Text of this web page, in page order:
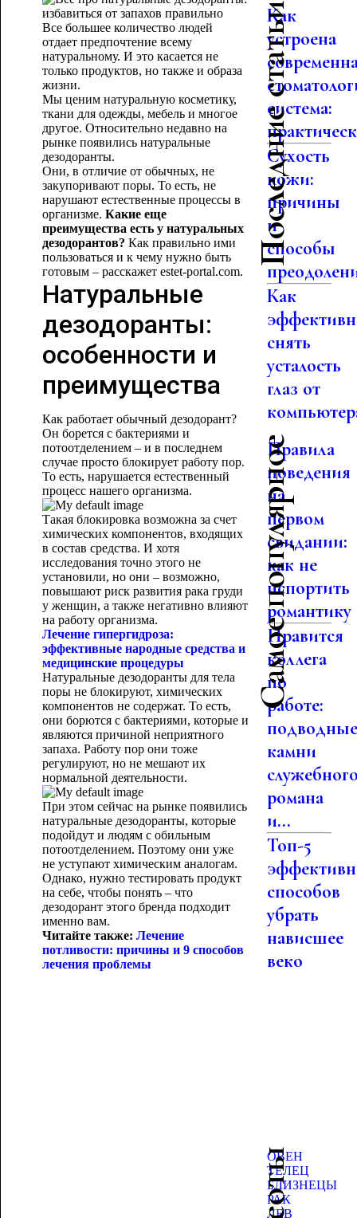
Все большее количество людей
отдает предпочтение всему
натуральному. И это касается не
только продуктов, но также и образа
жизни.
Мы ценим натуральную косметику,
ткани для одежды, мебель и многое
другое. Относительно недавно на
рынке появились натуральные
дезодоранты.
Они, в отличие от обычных, не
закупоривают поры. То есть, не
нарушают естественные процессы в
организме. Какие еще
преимущества есть у натуральных
дезодорантов? Как правильно ими
пользоваться и к чему нужно быть
готовым – расскажет estet-portal.com.
Натуральные
дезодоранты:
особенности и
преимущества
Как работает обычный дезодорант?
Он борется с бактериями и
потоотделением – и в последнем
случае просто блокирует работу пор.
То есть, нарушается естественный
процесс нашего организма.
Такая блокировка возможна за счет
химических компонентов, входящих
в состав средства. И хотя
исследования точно этого не
установили, но они – возможно,
повышают риск развития рака груди
у женщин, а также негативно влияют
на работу организма.
Лечение гипергидроза:
эффективные народные средства и
медицинские процедуры
Натуральные дезодоранты для тела
поры не блокируют, химических
компонентов не содержат. То есть,
они борются с бактериями, которые и
являются причиной неприятного
запаха. Работу пор они тоже
регулируют, но не мешают их
нормальной деятельности.
При этом сейчас на рынке появились
натуральные дезодоранты, которые
подойдут и людям с обильным
потоотделением. Поэтому они уже
не уступают химическим аналогам.
Однако, нужно тестировать продукт
на себе, чтобы понять – что
дезодорант этого бренда подходит
именно вам.
Читайте также: Лечение
потливости: причины и 9 способов
лечения проблемы
Последние статьи
Как
устроена
система:
Сухость
кожи:
причины
и
способы
Как
снять
усталость
глаз от
Самое популярное
Правила
поведения
на
первом
свидании:
как не
испортить
романтику
Нравится
коллега
по
работе:
камни
романа
и...
Топ-5
способов
убрать
нависшее
веко
ОВЕН
ТЕЛЕЦ
БЛИЗНЕЦЫ
РАК
ЛЕВ